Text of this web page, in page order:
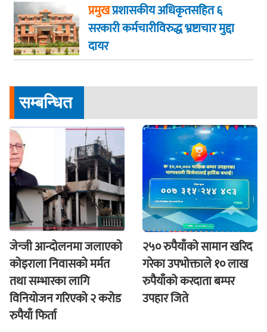
प्रमुखप्रशासकीय अधिकृतसहित ६
सरकारी कर्मचारीविरुद्ध भ्रष्टाचार मुद्दा
दायर
सम्बन्धित
जेन्जी आन्दोलनमा जलाएकाे
कोइराला निवासको मर्मत
तथा सम्भारका लागि
विनियोजन गरिएको २ करोड
रुपैयाँ फिर्ता
२५० रुपैयाँको सामान खरिद
गरेका उपभोक्ताले १० लाख
रुपैयाँको करदाता बम्पर
उपहार जिते